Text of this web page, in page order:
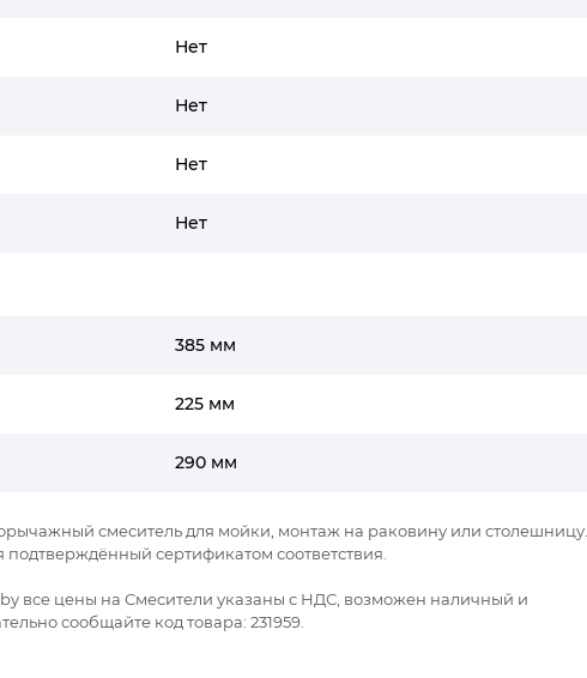
Нет
Нет
Нет
Нет
385 мм
225 мм
290 мм
смеситель для мойки, монтаж на раковину или столешницу.
сертификатом соответствия.
все цены на Смесители указаны с НДС, возможен наличный и
сообщайте код товара: 231959.